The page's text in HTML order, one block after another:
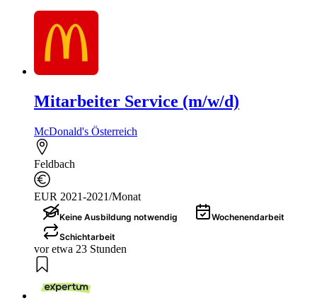
Mitarbeiter Service (m/w/d)
McDonald's Österreich
Feldbach
EUR 2021-2021/Monat
Keine Ausbildung notwendig
Wochenendarbeit
Schichtarbeit
vor etwa 23 Stunden